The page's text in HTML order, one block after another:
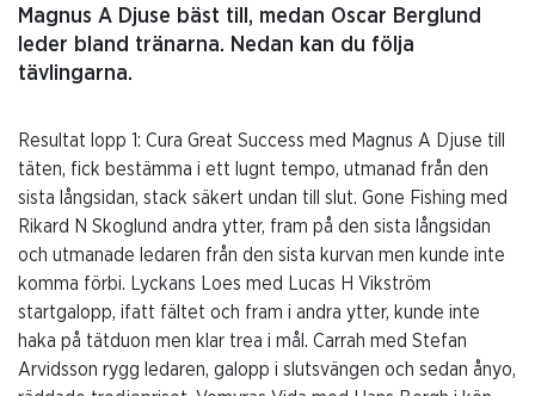
Magnus A Djuse bäst till, medan Oscar Berglund
leder bland tränarna. Nedan kan du följa
tävlingarna.
Resultat lopp 1: Cura Great Success med Magnus A Djuse till
täten, fick bestämma i ett lugnt tempo, utmanad från den
sista långsidan, stack säkert undan till slut. Gone Fishing med
Rikard N Skoglund andra ytter, fram på den sista långsidan
och utmanade ledaren från den sista kurvan men kunde inte
komma förbi. Lyckans Loes med Lucas H Vikström
startgalopp, ifatt fältet och fram i andra ytter, kunde inte
haka på tätduon men klar trea i mål. Carrah med Stefan
Arvidsson rygg ledaren, galopp i slutsvängen och sedan ånyo,